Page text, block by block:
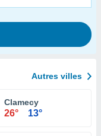
Autres villes
Clamecy
26° 13°